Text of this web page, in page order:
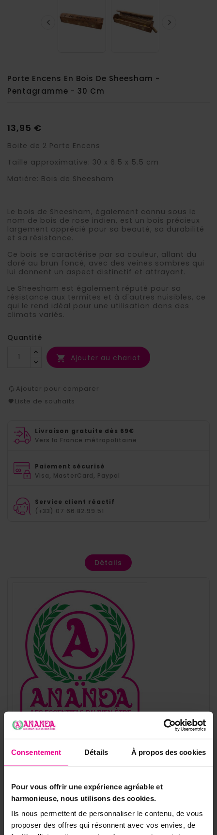
Consentement Détails À propos des cookies
Pour vous offrir une expérience agréable et
harmonieuse, nous utilisons des cookies.
Ils nous permettent de personnaliser le contenu, de vous
proposer des offres qui résonnent avec vos envies, de
 
Porte Encens En Bois De Sheesham -
Pentagramme - 30 Cm
13,95 €
Boite de 2 Porte Encens
Taille approximative: 30 x 6.5 x 5.5 cm
Matière: Bois de Sheesham
Le bois de Sheesham, également connu sous le
nom de bois de rose indien, est un bois précieux
largement apprécié pour sa beauté, sa durabilité
et sa résistance.
Ce bois se caractérise par sa couleur, allant du
doré au brun foncé, avec des veines sombres qui
lui donnent un aspect distinctif et attrayant.
Le Sheesham est également réputé pour sa
résistance aux termites et à d'autres nuisibles, ce
qui le rend idéal pour une utilisation dans des
climats variés.
Quantité
 Ajouter au chariot
Ajouter pour comparer
Liste de souhaits
Livraison gratuite dès 69€
Vers la France métropolitaine
Paiement sécurisé
Visa, MasterCard, Paypal
Service client réactif
(+33) 07.66.82.99.51
Détails
Référence ARAPE-SE04
Type D'encens Baguette
Marque D'encens .Autres Marques
Accessoire Encens Portes Encens